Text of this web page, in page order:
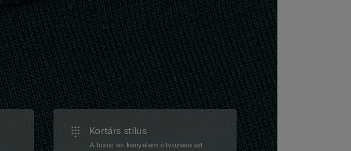
Kortárs stílus
A luxus és kényelem ötvözése azt